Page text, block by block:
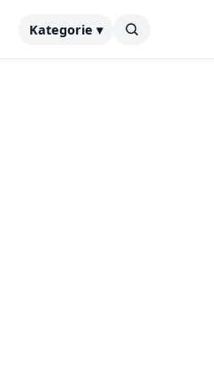
Kategorie ▾